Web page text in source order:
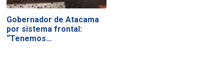
Gobernador de Atacama
por sistema frontal:
“Tenemos…